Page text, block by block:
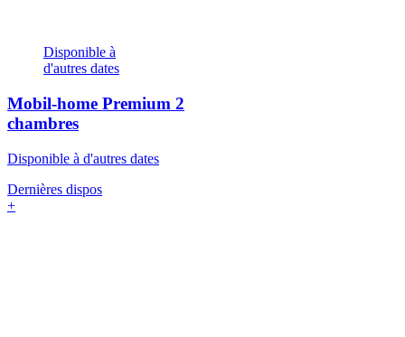
Disponible à
d'autres dates
Mobil-home Premium 2
chambres
Disponible à d'autres dates
Dernières dispos
+